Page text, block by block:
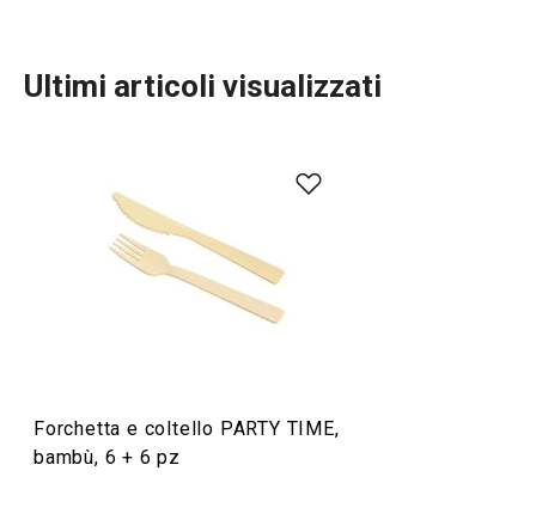
Servire in tavola
Ultimi articoli visualizzati
Forchetta e coltello PARTY TIME,
bambù, 6 + 6 pz